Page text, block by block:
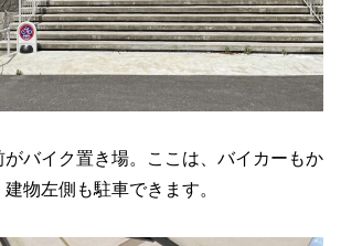
バイク置き場。ここは、バイカーもか
物左側も駐車できます。